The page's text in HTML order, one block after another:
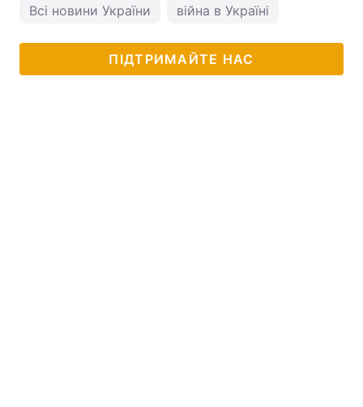
Всі новини України війна в Україні
ПІДТРИМАЙТЕ НАС